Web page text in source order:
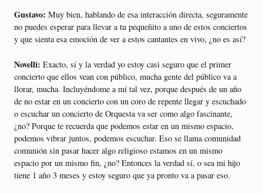
Gustavo: Muy bien, hablando de esa interacción directa, seguramente
no puedes esperar para llevar a tu pequeñito a uno de estos conciertos
y que sienta esa emoción de ver a estos cantantes en vivo, ¿no es así?
Novelli: Exacto, sí y la verdad yo estoy casi seguro que el primer
concierto que ellos vean con público, mucha gente del público va a
llorar, mucha. Incluyéndome a mí tal vez, porque después de un año
de no estar en un concierto con un coro de repente llegar y escuchado
o escuchar un concierto de Orquesta va ser como algo fascinante,
¿no? Porque te recuerda que podemos estar en un mismo espacio,
podemos vibrar juntos, podemos escuchar. Eso se llama comunidad
comunión sin pasar hacer algo religioso estamos en un mismo
espacio por un mismo fin, ¿no? Entonces la verdad sí, o sea mi hijo
tiene 1 año 3 meses y estoy seguro que ya pronto va a pasar eso.